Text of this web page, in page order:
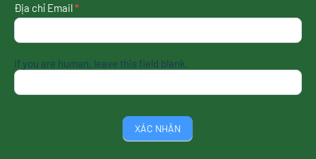
Địa chỉ Email*
If you are human, leave this field blank.
XÁC NHẬN